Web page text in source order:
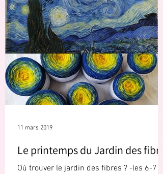
Le printemps du Jardin des fibres
Où trouver le jardin des fibres ? -les 6-7
11 mars 2019